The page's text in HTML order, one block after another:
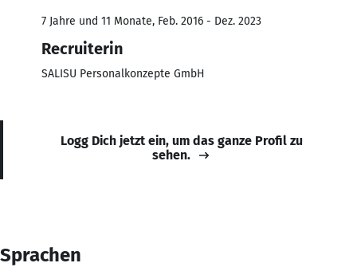
7 Jahre und 11 Monate, Feb. 2016 - Dez. 2023
Recruiterin
SALISU Personalkonzepte GmbH
Logg Dich jetzt ein, um das ganze Profil zu
sehen.
Sprachen